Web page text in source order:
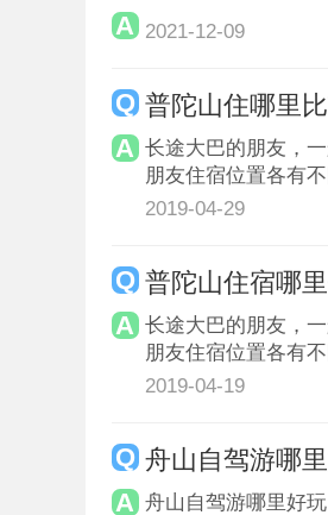
2021-12-09
普陀山住哪里
长途大巴的朋友，
朋友住宿位置各有
2019-04-29
普陀山住宿哪
长途大巴的朋友，
朋友住宿位置各有不
2019-04-19
舟山自驾游哪
舟山自驾游哪里好